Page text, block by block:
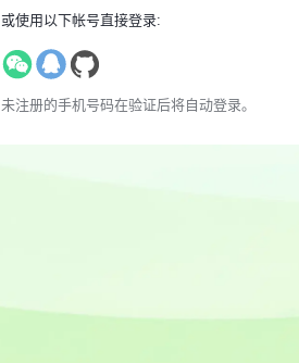
或使用以下帐号直接登录:
未注册的手机号码在验证后将自动登录。